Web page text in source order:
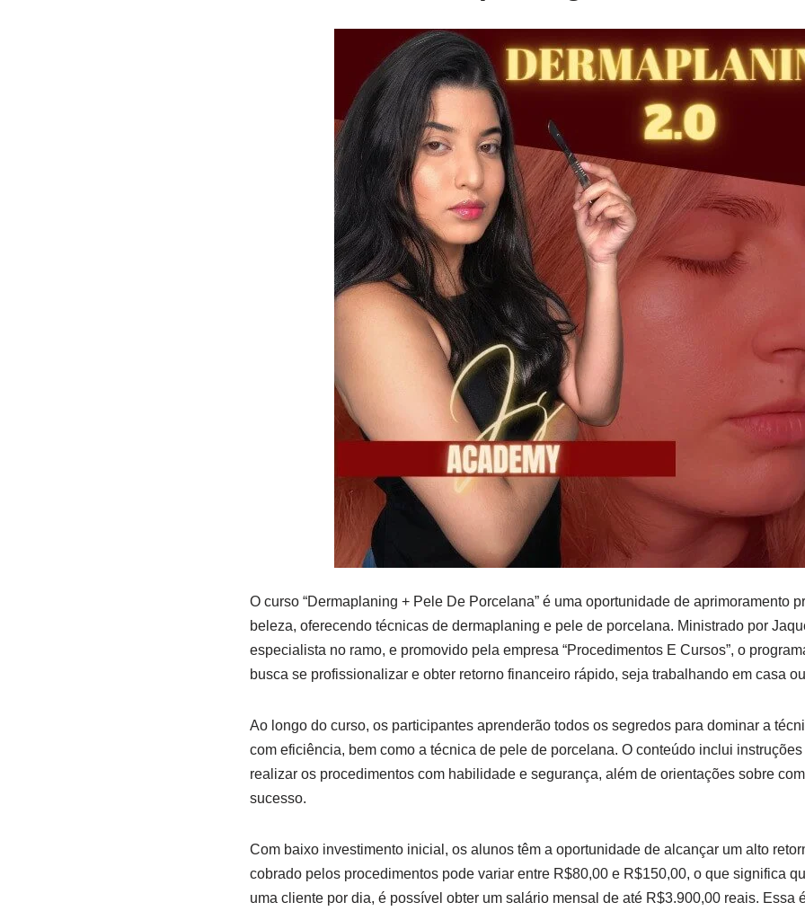
O curso “Dermaplaning + Pele De Porcelana” é uma oportunidade de aprimoramento
beleza, oferecendo técnicas de dermaplaning e pele de porcelana. Ministrado por
especialista no ramo, e promovido pela empresa “Procedimentos E Cursos”, o
busca se profissionalizar e obter retorno financeiro rápido, seja trabalhando em casa
Ao longo do curso, os participantes aprenderão todos os segredos para dominar a
com eficiência, bem como a técnica de pele de porcelana. O conteúdo inclui
realizar os procedimentos com habilidade e segurança, além de orientações sobre
sucesso.
Com baixo investimento inicial, os alunos têm a oportunidade de alcançar um alto
cobrado pelos procedimentos pode variar entre R$80,00 e R$150,00, o que significa
uma cliente por dia, é possível obter um salário mensal de até R$3.900,00 reais. Essa